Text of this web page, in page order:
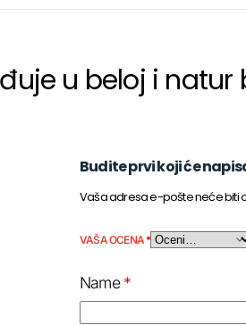
u beloj i natur
Budite prvi koji će
Vaša adresa e-pošte neće biti
VAŠA OCENA *
Name*